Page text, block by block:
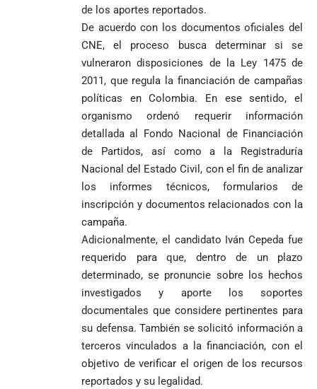
de los aportes reportados.
De acuerdo con los documentos oficiales del
CNE, el proceso busca determinar si se
vulneraron disposiciones de la Ley 1475 de
2011, que regula la financiación de campañas
políticas en Colombia. En ese sentido, el
organismo ordenó requerir información
detallada al Fondo Nacional de Financiación
de Partidos, así como a la Registraduría
Nacional del Estado Civil, con el fin de analizar
los informes técnicos, formularios de
inscripción y documentos relacionados con la
campaña.
Adicionalmente, el candidato Iván Cepeda fue
requerido para que, dentro de un plazo
determinado, se pronuncie sobre los hechos
investigados y aporte los soportes
documentales que considere pertinentes para
su defensa. También se solicitó información a
terceros vinculados a la financiación, con el
objetivo de verificar el origen de los recursos
reportados y su legalidad.
total’ por
presuntos
criminales
responsabiliza
por la crisis de
Colombia